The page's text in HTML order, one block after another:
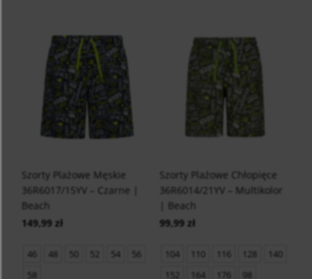
Szorty Plażowe Męskie
36R6017/15YV – Czarne |
Beach
149,99 zł
46 48 50 52 54
56
58
Szorty Plażowe Chłopięce
36R6014/21YV – Multikolor
| Beach
99,99 zł
104 110 116 128
140
152
164 176 98